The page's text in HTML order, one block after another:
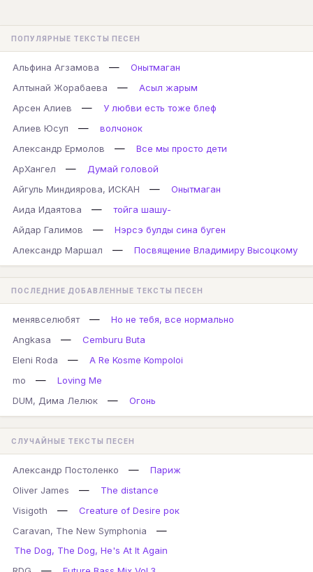
ПОПУЛЯРНЫЕ ТЕКСТЫ ПЕСЕН
Альфина Агзамова —
Онытмаган
Алтынай Жорабаева
—
Асыл жарым
Арсен Алиев
—
У любви есть тоже блеф
Алиев Юсуп
—
волчонок
Александр Ермолов
—
Все мы просто дети
АрХангел
—
Думай головой
Айгуль Миндиярова, ИСКАН
—
Онытмаган
Аида Идаятова
—
тойга шашу-
Айдар Галимов
—
Нэрсэ булды сина буген
Александр Маршал
— Посвящение Владимиру Высоцкому
ПОСЛЕДНИЕ ДОБАВЛЕННЫЕ ТЕКСТЫ ПЕСЕН
менявселюбят —
Но не тебя, все нормально
Angkasa
—
Cemburu Buta
Eleni Roda
—
A Re Kosme Kompoloi
mo
—
Loving Me
DUM, Дима Лелюк
— Огонь
СЛУЧАЙНЫЕ ТЕКСТЫ ПЕСЕН
Александр Постоленко —
Париж
Oliver James
—
The distance
Visigoth
—
Creature of Desire рок
Caravan, The New Symphonia
—
The Dog, The Dog, He's At It Again